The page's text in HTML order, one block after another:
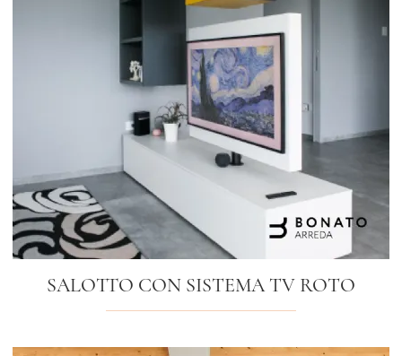
SALOTTO CON SISTEMA TV ROTO